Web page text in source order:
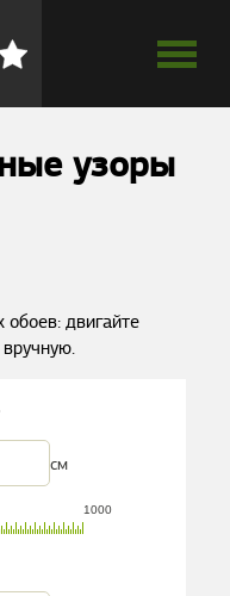
узоры
двигайте
см
1000